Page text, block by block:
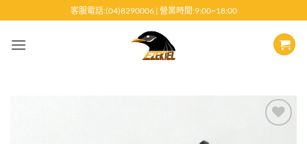
至
客服電話:(04)8290006 | 營業時間:9:00~18:00